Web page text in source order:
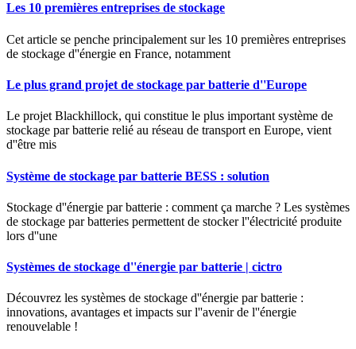
Les 10 premières entreprises de stockage
Cet article se penche principalement sur les 10 premières entreprises
de stockage d''énergie en France, notamment
Le plus grand projet de stockage par batterie d''Europe
Le projet Blackhillock, qui constitue le plus important système de
stockage par batterie relié au réseau de transport en Europe, vient
d''être mis
Système de stockage par batterie BESS : solution
Stockage d''énergie par batterie : comment ça marche ? Les systèmes
de stockage par batteries permettent de stocker l''électricité produite
lors d''une
Systèmes de stockage d''énergie par batterie | cictro
Découvrez les systèmes de stockage d''énergie par batterie :
innovations, avantages et impacts sur l''avenir de l''énergie
renouvelable !